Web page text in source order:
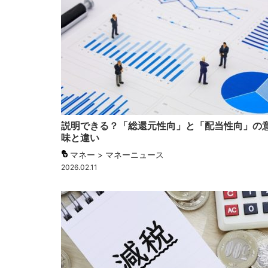
説明できる？「総還元性向」と「配当性向」の
味と違い
マネー > マネーニュース
2026.02.11